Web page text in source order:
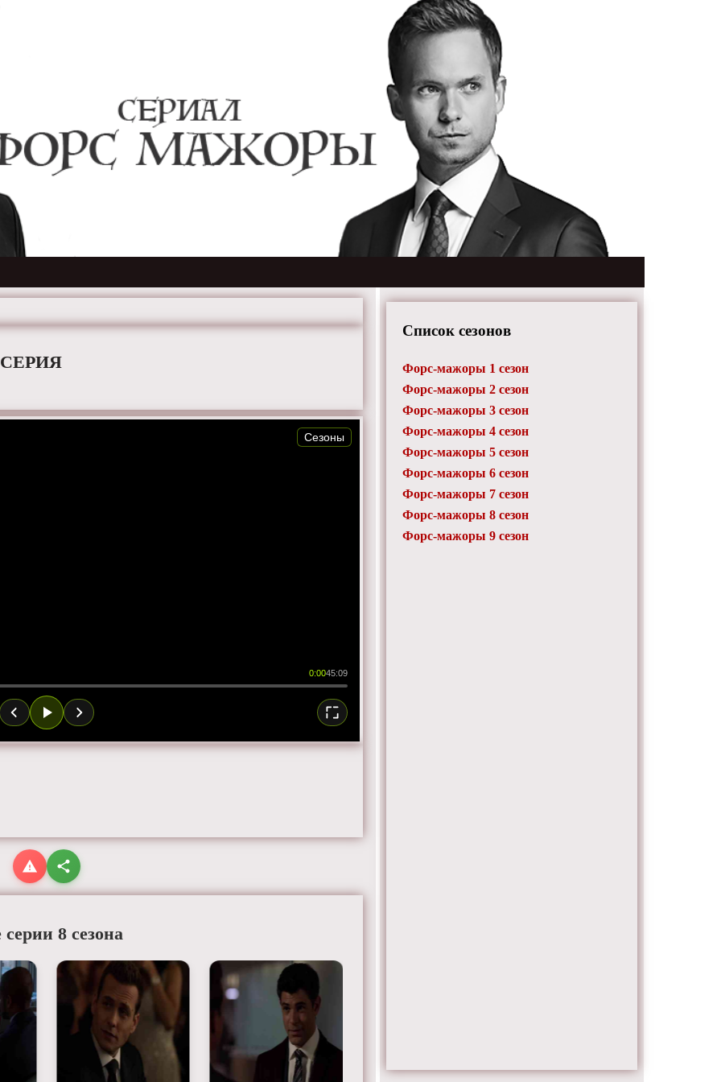
0:0045:09
Сезоны
серии 8 сезона
Список сезонов
Форс-мажоры 1 сезон
Форс-мажоры 2 сезон
Форс-мажоры 3 сезон
Форс-мажоры 4 сезон
Форс-мажоры 5 сезон
Форс-мажоры 6 сезон
Форс-мажоры 7 сезон
Форс-мажоры 8 сезон
Форс-мажоры 9 сезон